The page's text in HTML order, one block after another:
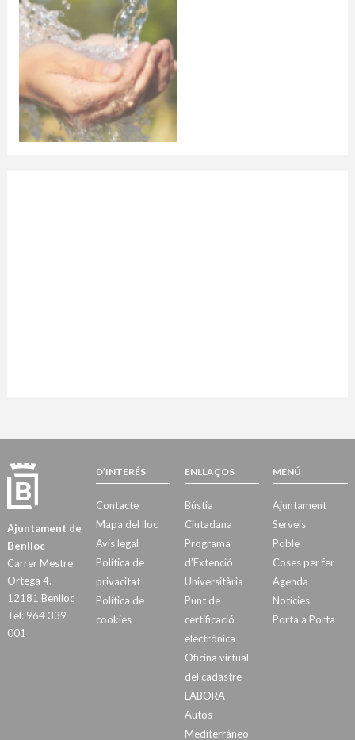
Ajuntament de
Benlloc
Carrer Mestre
Ortega 4.
12181 Benlloc
Tel: 964 339
001
D’INTERÉS
Contacte
Mapa del lloc
Avís legal
Política de
privacitat
Política de
cookies
ENLLAÇOS
Bústia
Ciutadana
Programa
d’Extenció
Universitària
Punt de
certificació
electrònica
Oficina virtual
del cadastre
LABORA
Autos
Mediterráneo
MENÚ
Ajuntament
Serveis
Poble
Coses per fer
Agenda
Notícies
Porta a Porta